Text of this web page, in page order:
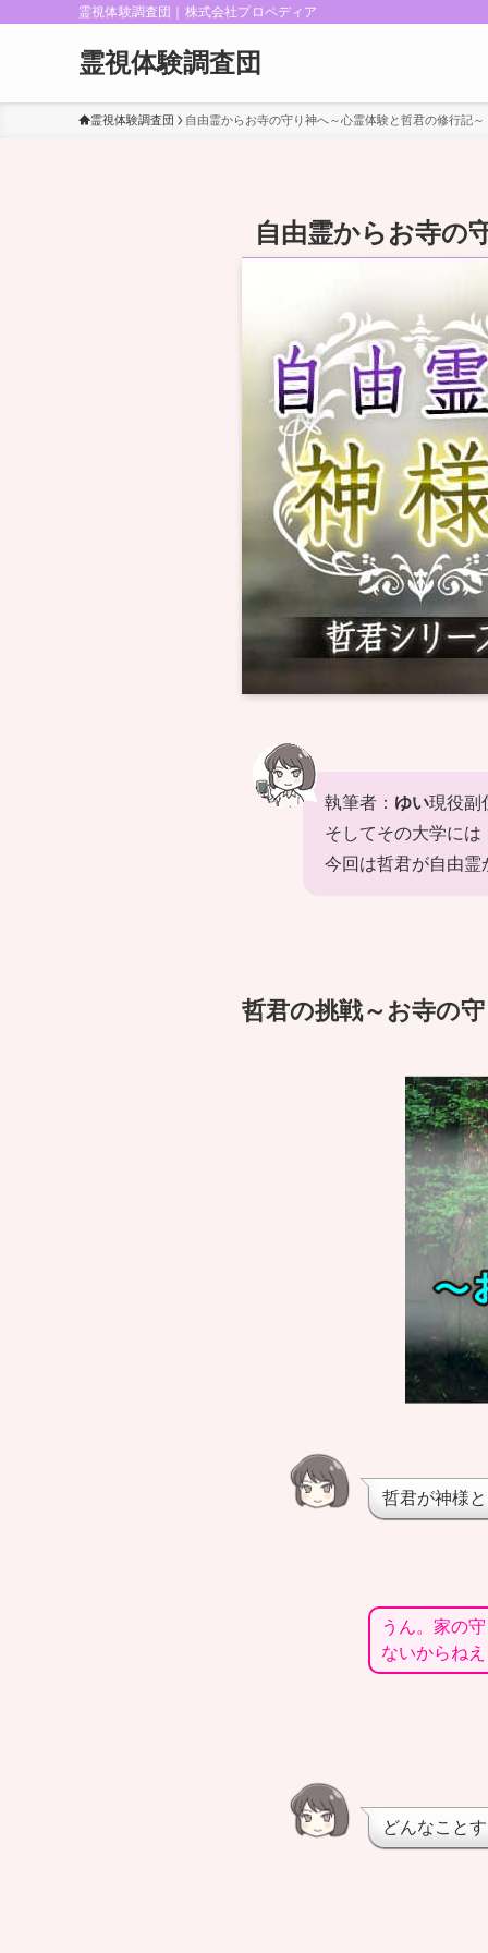
霊視体験調査団｜株式会社プロペディア
霊視体験調査団
霊視体験調査団 自由霊からお寺の守り神へ～心霊体験と哲君の修行記～
自由霊からお寺の
執筆者： ゆい現役副
そしてその大学に
今回は哲君が自由霊
哲君の挑戦～お寺の
哲君が神様
うん。家の
ないからねえ
どんなこと